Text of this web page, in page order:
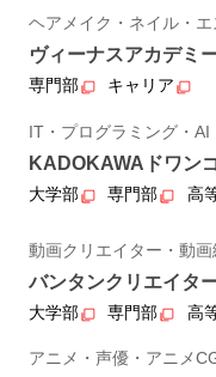
ヘアメイク・ネイル・
ヴィーナスアカデミ
専門部 キャリア
IT・プログラミング・AI
KADOKAWAドワン
大学部 専門部 高
動画クリエイター・動
バンタンクリエイタ
大学部 専門部 高
アニメ・声優・アニメ